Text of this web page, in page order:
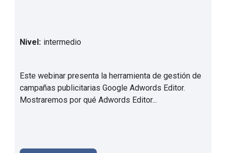
Nivel: intermedio
Este webinar presenta la herramienta de gestión de
campañas publicitarias Google Adwords Editor.
Mostraremos por qué Adwords Editor...